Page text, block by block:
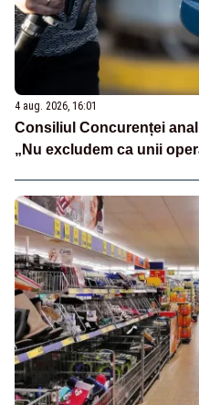
4 aug. 2026, 16:01
Consiliul Concurenței
„Nu excludem ca unii